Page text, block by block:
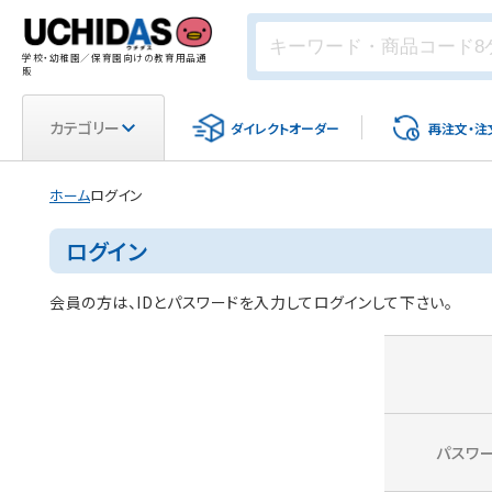
学校・幼稚園／保育園向けの教育用品通
販
カテゴリー ダイレクトオーダー 再注文・注
ホームログイン
ログイン
会員の方は、IDとパスワードを入力してログインして下さい。
パスワ